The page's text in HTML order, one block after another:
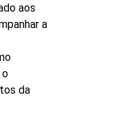
aos
a
o
da